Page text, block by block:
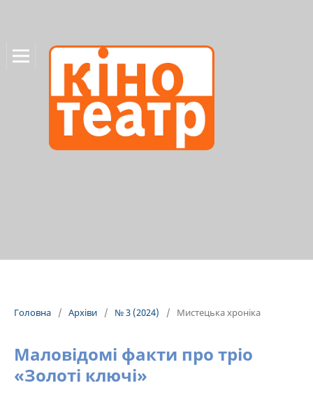
Головна / Архіви / № 3 (2024) / Мистецька хроніка
Маловідомі факти про тріо
«Золоті ключі»